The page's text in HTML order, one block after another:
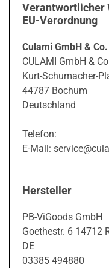
Verantwortlicher
EU-Verordnung
Culami GmbH & Co.
CULAMI GmbH &
Kurt-Schumacher-
44787 Bochum
Deutschland
Telefon:
E-Mail:
Hersteller
PB-ViGoods GmbH
Goethestr. 6 14712
DE
03385 494880